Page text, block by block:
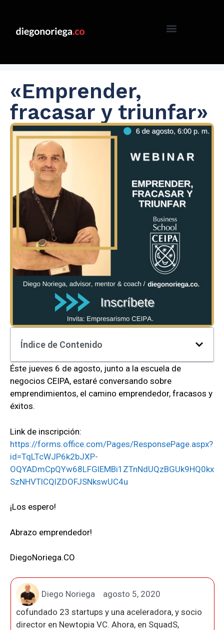
«Emprender,
fracasar y triunfar»
Índice de Contenido
Éste jueves 6 de agosto, junto a la escuela de
negocios CEIPA, estaré conversando sobre
emprendimientos, el camino emprendedor, fracasos y
éxitos.
Link de inscripción:
https://forms.office.com/Pages/ResponsePage.aspx?
id=TqLTcWJP6k2bJXP-
OQYADmCpQYw68LFGlEMBi1ZTnNdUQzBGUk9HQ0kx
SzNHVTlCQlZDOFJSNkswUC4u
¡Los espero!
Abrazo emprendedor!
DiegoNoriega.CO
Diego Noriega
agosto 5, 2020
cofundado 23 startups y una aceleradora, y socio
director en Newtopia VC. Ahora, en SquadS,